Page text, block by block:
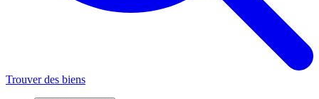
Trouver des biens